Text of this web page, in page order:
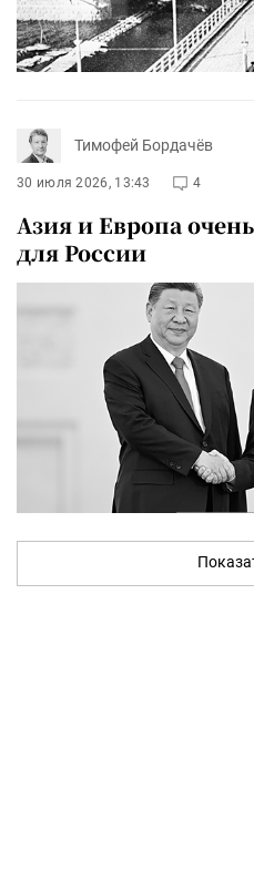
Тимофей Бордачёв
30 июля 2026, 13:43 4
Азия и Европа
для России